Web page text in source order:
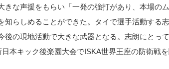
きな声援をもらい「一発の強打があり、本場の
知らしめることができた。タイで選手活動する
後の現地活動で大きな武器となる。志朗にとっ
本キック後楽園大会でISKA世界王座の防衛戦を